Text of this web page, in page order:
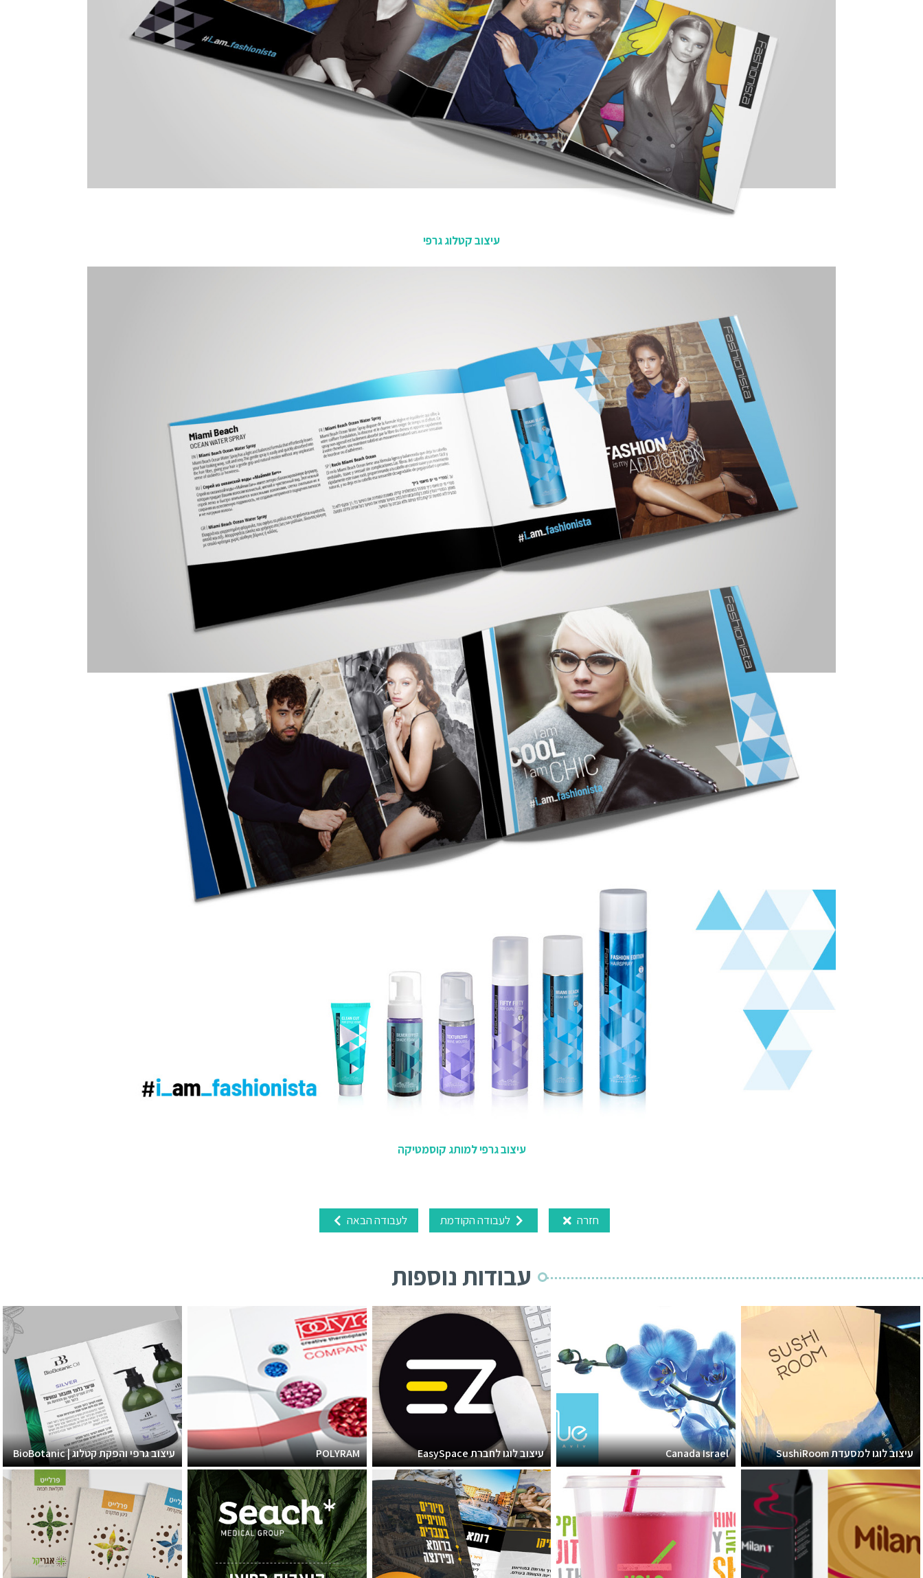
עיצוב קטלוג גרפי
עיצוב גרפי למותג קוסמטיקה
לעבודה הבאה לעבודה הקודמת חזרה
עבודות נוספות
עיצוב לוגו למסעדת SushiRoom Canada Israel עיצוב לוגו לחברת EasySpace POLYRAM עיצוב גרפי והפקת קטלוג | BioBotanic